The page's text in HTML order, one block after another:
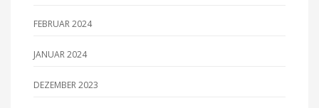
FEBRUAR 2024
JANUAR 2024
DEZEMBER 2023